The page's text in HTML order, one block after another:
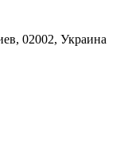
02002, Украина